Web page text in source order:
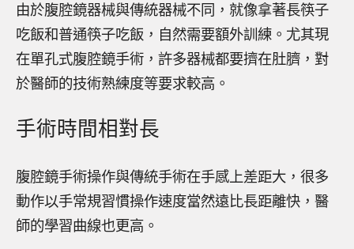
由於腹腔鏡器械與傳統器械不同，就像拿著長筷子
吃飯和普通筷子吃飯，自然需要額外訓練。尤其現
在單孔式腹腔鏡手術，許多器械都要擠在肚臍，對
於醫師的技術熟練度等要求較高。
手術時間相對長
腹腔鏡手術操作與傳統手術在手感上差距大，很多
動作以手常規習慣操作速度當然遠比長距離快，醫
師的學習曲線也更高。